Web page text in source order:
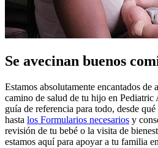
Se avecinan buenos
Estamos absolutamente encantados de
camino de salud de tu hijo en Pediatric
guía de referencia para todo, desde
hasta los Formularios necesarios y
revisión de tu bebé o la visita de
estamos aquí para apoyar a tu familia